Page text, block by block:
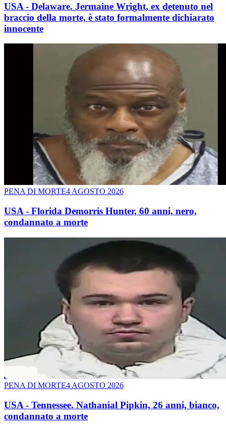
USA - Delaware. Jermaine Wright, ex detenuto nel
braccio della morte, è stato formalmente dichiarato
innocente
PENA DI MORTE4 AGOSTO 2026
USA - Florida Demorris Hunter, 60 anni, nero,
condannato a morte
PENA DI MORTE4 AGOSTO 2026
USA - Tennessee. Nathanial Pipkin, 26 anni, bianco,
condannato a morte